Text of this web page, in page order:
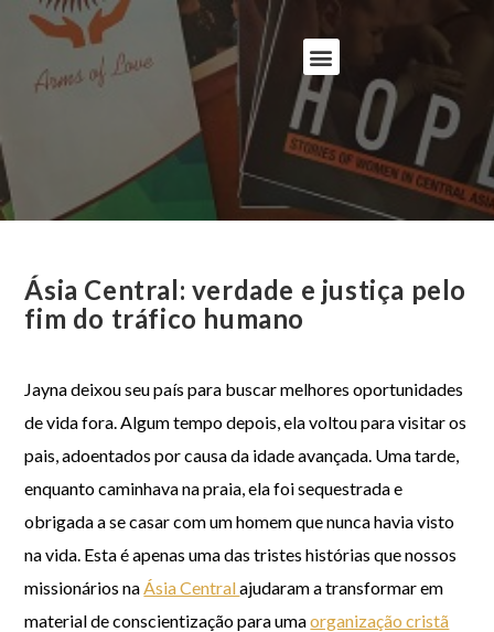
Ásia Central: verdade e justiça pelo
fim do tráfico humano
Jayna deixou seu país para buscar melhores oportunidades
de vida fora. Algum tempo depois, ela voltou para visitar os
pais, adoentados por causa da idade avançada. Uma tarde,
enquanto caminhava na praia, ela foi sequestrada e
obrigada a se casar com um homem que nunca havia visto
na vida. Esta é apenas uma das tristes histórias que nossos
missionários naÁsia Centralajudaram a transformar em
material de conscientização para umaorganização cristã